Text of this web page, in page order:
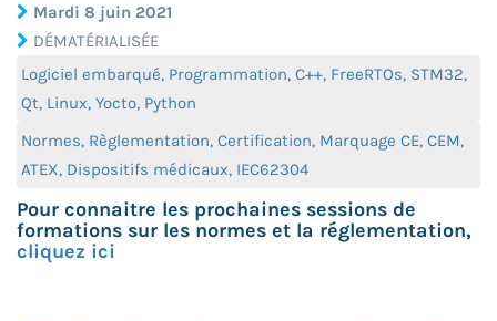
Mardi 8 juin 2021
DÉMATÉRIALISÉE
Logiciel embarqué, Programmation, C++, FreeRTOs, STM32,
Qt, Linux, Yocto, Python
Normes, Règlementation, Certification, Marquage CE, CEM,
ATEX, Dispositifs médicaux, IEC62304
Pour connaitre les prochaines sessions de
formations sur les normes et la réglementation,
cliquez ici